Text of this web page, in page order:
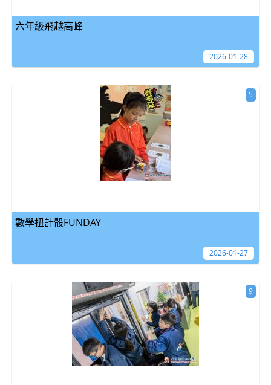
六年級飛越高峰
2026-01-28
數學扭計骰FUNDAY
5
2026-01-27
9